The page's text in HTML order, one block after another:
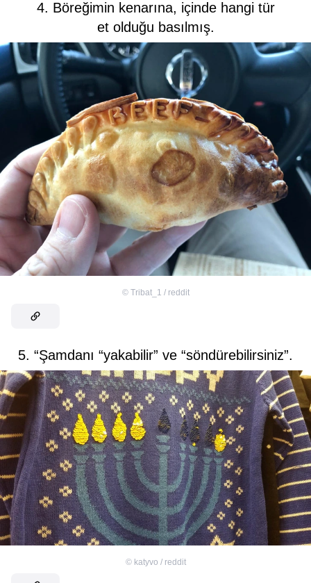
4. Böreğimin kenarına, içinde hangi tür
et olduğu basılmış.
© Tribat_1 / reddit
5. “Şamdanı “yakabilir” ve “söndürebilirsiniz”.
© katyvo / reddit